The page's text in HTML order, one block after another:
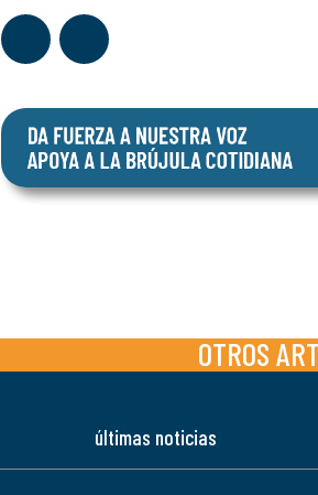
OTROS
últimas noticias